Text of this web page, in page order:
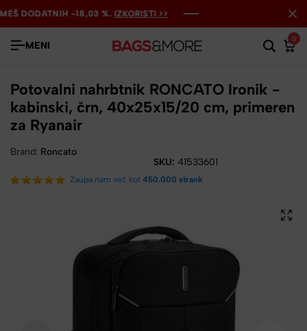
DODATNIH -18,03 %. IZKORISTI >>
DODATNIH -18,03 %. IZKORISTI >>
DODATNIH -18,03 %. IZKORISTI >>
MENI
0
Potovalni nahrbtnik RONCATO Ironik -
kabinski, črn, 40x25x15/20 cm, primeren
za Ryanair
Brand: Roncato
SKU: 41533601
Zaupa nam več kot 450.000 strank